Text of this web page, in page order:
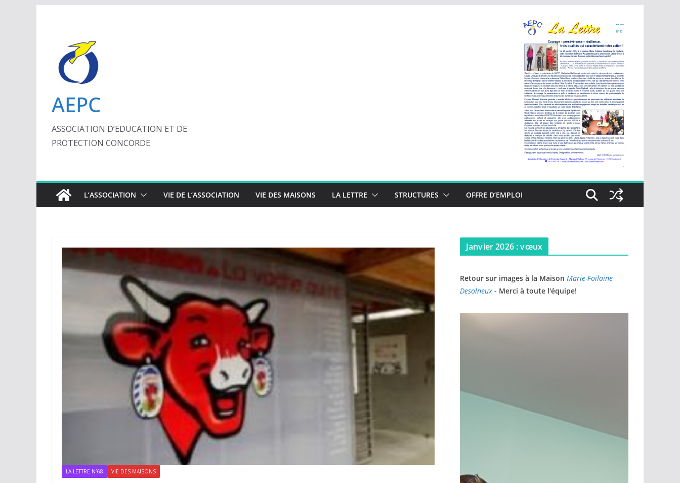
AEPC
ASSOCIATION D’EDUCATION ET DE
PROTECTION CONCORDE
L’ASSOCIATION VIE DE L’ASSOCIATION VIE DES MAISONS LA LETTRE STRUCTURES OFFRE D’EMPLOI
LA LETTRE N°68 VIE DES MAISONS
Janvier 2026 : vœux
Retour sur images à la Maison Marie-Foilaine
Desolneux - Merci à toute l'équipe!